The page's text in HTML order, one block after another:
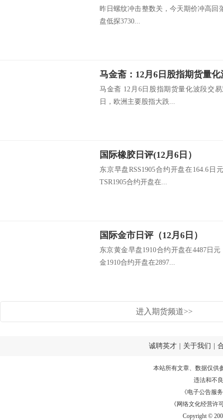
昨日螺纹冲击整数关，今天期价冲高回
盘低探3730...
马金斋 12月6日股指期货量化波段交
日，欧洲主要股指大跌...
国际橡胶日评(12月6日）
东京早盘RSS1905合约开盘在164.6日
TSR1905合约开盘在...
国际金市日评（12月6日）
东京黄金早盘1910合约开盘在4487日
金1910合约开盘在2897...
进入期货频道>>
诚聘英才 关于我们
本站所有文章、数据仅供
违法和不
《电子公告服务
《网络文化经营许
Copyright ©